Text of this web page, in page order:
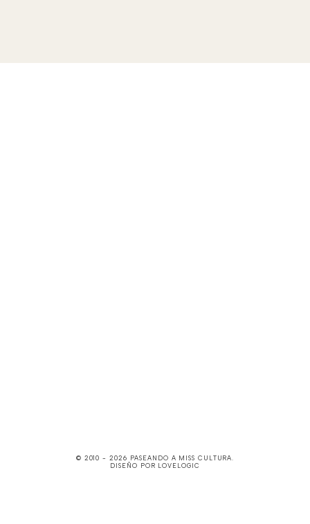
© 2010 - 2026 PASEANDO A MISS CULTURA.
DISEÑO POR LOVELOGIC